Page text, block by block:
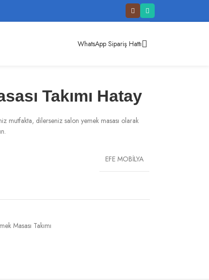
WhatsApp Sipariş Hattı
Takımı Hatay
mutfakta, dilerseniz salon yemek masası olarak
EFE MOBİLYA
Masası Takımı